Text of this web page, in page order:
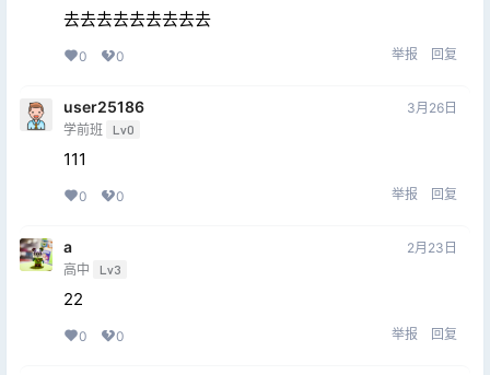
去去去去去去去去去
0 0 举报 回复
user25186
学前班 Lv0
3月26日
111
0 0 举报 回复
a
高中 Lv3
2月23日
22
0 0 举报 回复